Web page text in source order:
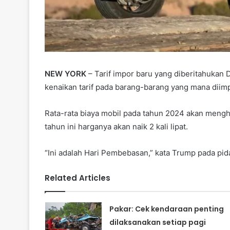
NEW YORK – Tarif impor baru yang diberitahukan
kenaikan tarif pada barang-barang yang mana
Rata-rata biaya mobil pada tahun 2024 akan
tahun ini harganya akan naik 2 kali lipat.
“Ini adalah Hari Pembebasan,” kata Trump pada
Related Articles
Pakar: Cek kendaraan penting
dilaksanakan setiap pagi